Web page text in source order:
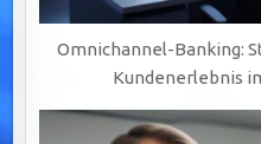
Omnichannel-Banking:
Kundenerlebnis